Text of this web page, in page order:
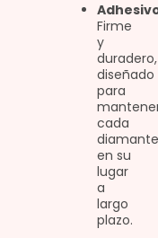
Firme
y
duradero,
diseñado
para
cada
diamante
en su
lugar
a
largo
plazo.